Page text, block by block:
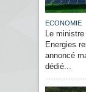
ECONOMIE
Le
Energies
annoncé
dédié...